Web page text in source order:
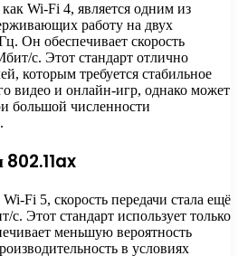
Wi-Fi 4, является одним из
работу на двух
Он обеспечивает скорость
с. Этот стандарт отлично
которым требуется стабильное
видео и онлайн-игр, однако может
большой численности
802.11ax
Fi 5, скорость передачи стала ещё
с. Этот стандарт использует только
меньшую вероятность
в условиях